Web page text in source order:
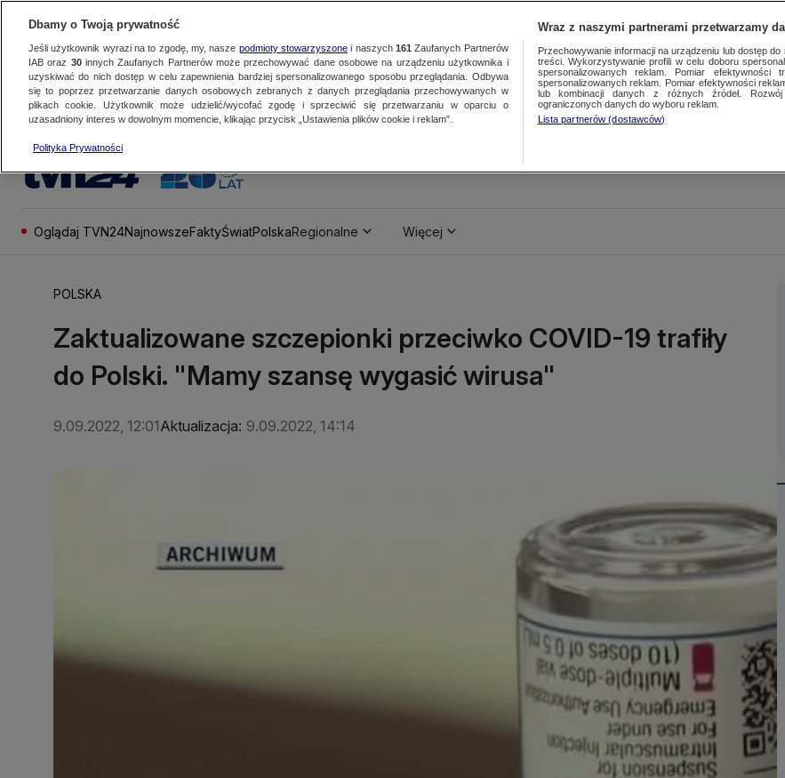
Oglądaj TVN24NajnowszeFaktyŚwiatPolskaRegionalne Więcej
POLSKA
Zaktualizowane szczepionki przeciwko COVID-19 trafiły
do Polski. "Mamy szansę wygasić wirusa"
9.09.2022, 12:01Aktualizacja: 9.09.2022, 14:14
Dbamy o Twoją prywatność
Jeśli użytkownik wyrazi na to zgodę, my, nasze podmioty stowarzyszonei naszych 161 Zaufanych Partnerów
IAB oraz 30innych Zaufanych Partnerów może przechowywać dane osobowe na urządzeniu użytkownika i
uzyskiwać do nich dostęp w celu zapewnienia bardziej spersonalizowanego sposobu przeglądania. Odbywa
się to poprzez przetwarzanie danych osobowych zebranych z danych przeglądania przechowywanych w
plikach cookie. Użytkownik może udzielić/wycofać zgodę i sprzeciwić się przetwarzaniu w oparciu o
uzasadniony interes w dowolnym momencie, klikając przycisk „Ustawienia plików cookie i reklam”.
Polityka Prywatności
Wraz z naszymi partnerami przetwarzamy
Przechowywanie informacji na urządzeniu lub dostęp
treści. Wykorzystywanie profili w celu doboru
spersonalizowanych reklam. Pomiar
spersonalizowanych reklam. Pomiar efektywności
lub kombinacji danych z różnych źródeł.
ograniczonych danych do wyboru reklam.
Lista partnerów (dostawców)